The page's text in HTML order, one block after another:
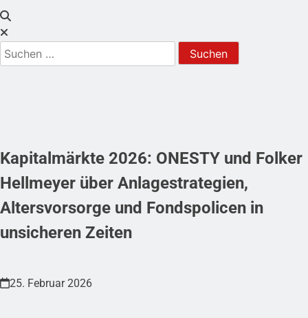
Kapitalmärkte 2026: ONESTY und Folker
Hellmeyer über Anlagestrategien,
Altersvorsorge und Fondspolicen in
unsicheren Zeiten
25. Februar 2026